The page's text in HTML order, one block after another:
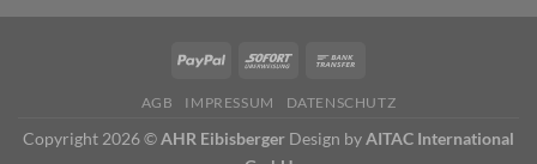
AGB IMPRESSUM DATENSCHUTZ
Copyright 2026 ©AHR Eibisberger Design byAITAC International